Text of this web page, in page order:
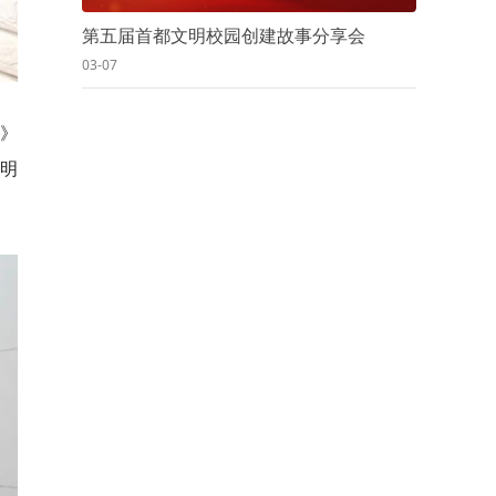
第五届首都文明校园创建故事分享会
03-07